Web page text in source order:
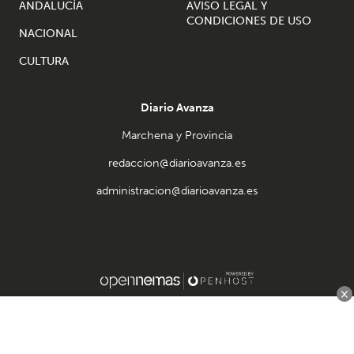
ANDALUCÍA
NACIONAL
CULTURA
AVISO LEGAL Y
CONDICIONES DE USO
Diario Avanza
Marchena y Provincia
redaccion@diarioavanza.es
administracion@diarioavanza.es
×